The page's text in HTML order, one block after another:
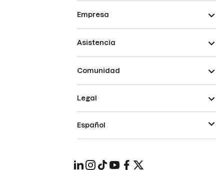
Empresa
Asistencia
Comunidad
Legal
Español